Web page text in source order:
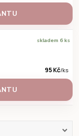
95 Kč/ks
skladem 6 ks